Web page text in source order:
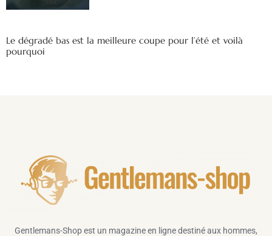
Le dégradé bas est la meilleure coupe pour l’été et voilà
pourquoi
Gentlemans-Shop est un magazine en ligne destiné aux hommes,